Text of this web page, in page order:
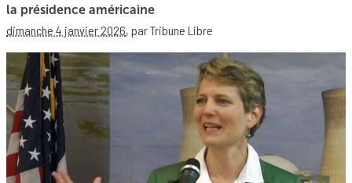
la présidence américaine
dimanche 4 janvier 2026, par Tribune Libre